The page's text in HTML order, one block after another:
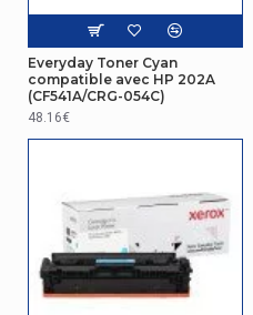
Everyday Toner Cyan
compatible avec HP 202A
(CF541A/CRG-054C)
48.16€